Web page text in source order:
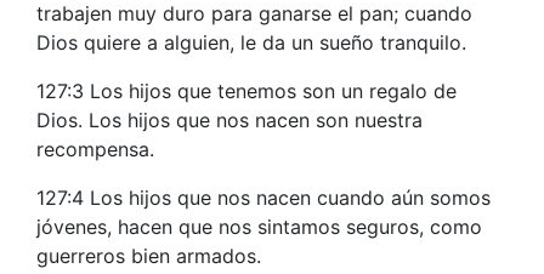
trabajen muy duro para ganarse el pan; cuando
Dios quiere a alguien, le da un sueño tranquilo.
127:3 Los hijos que tenemos son un regalo de
Dios. Los hijos que nos nacen son nuestra
recompensa.
127:4 Los hijos que nos nacen cuando aún somos
jóvenes, hacen que nos sintamos seguros, como
guerreros bien armados.